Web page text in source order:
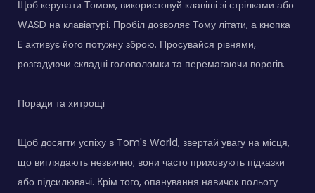
Щоб керувати Томом, використовуй клавіші зі стрілками або
WASD на клавіатурі. Пробіл дозволяє Тому літати, а кнопка
E активує його потужну зброю. Просувайся рівнями,
розгадуючи складні головоломки та перемагаючи ворогів.
Поради та хитрощі
Щоб досягти успіху в Tom's World, звертай увагу на місця,
що виглядають незвично; вони часто приховують підказки
або підсилювачі. Крім того, опанування навичок польоту